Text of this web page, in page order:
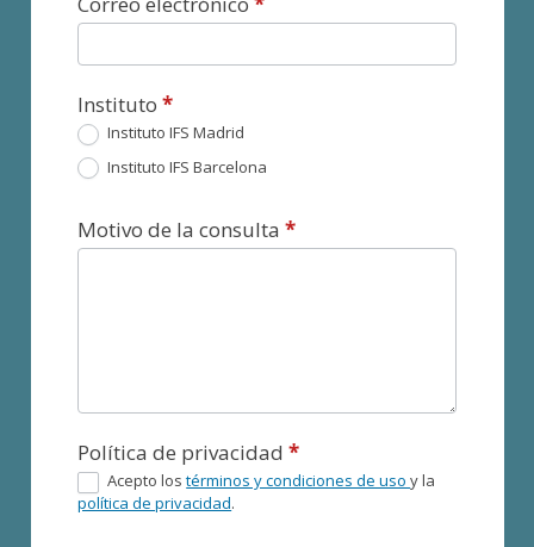
Instituto*
Instituto IFS Madrid
Instituto IFS Barcelona
Motivo de la consulta*
Política de privacidad*
Acepto lostérminos y condiciones de usoy la
política de privacidad.